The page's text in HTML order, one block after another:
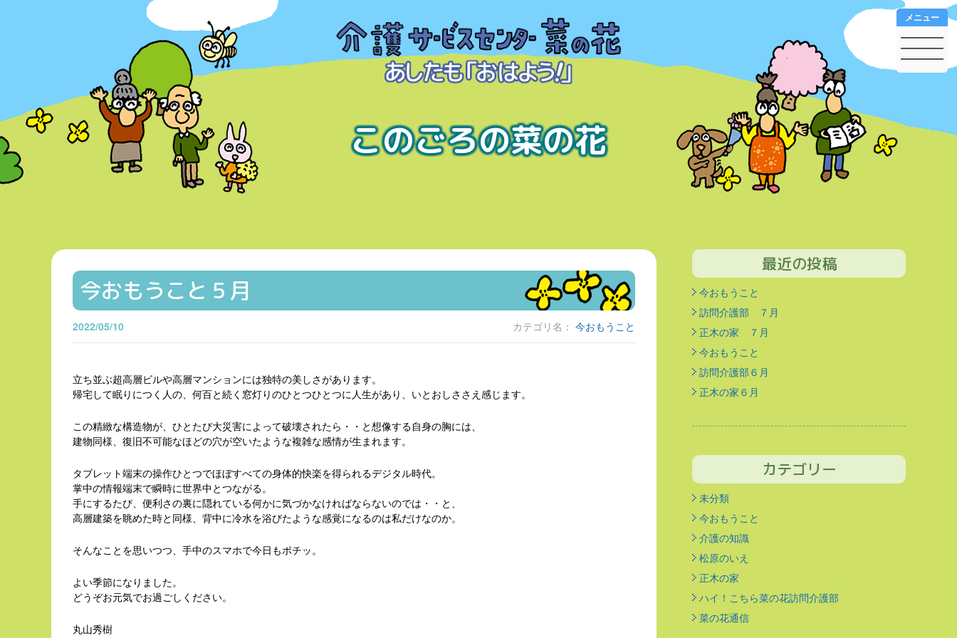
このごろの菜の花
メニュー
今おもうこと５月
2022/05/10 カテゴリ名： 今おもうこと
立ち並ぶ超高層ビルや高層マンションには独特の美しさがあります。
帰宅して眠りにつく人の、何百と続く窓灯りのひとつひとつに人生があり、いとおしささえ感じます。
この精緻な構造物が、ひとたび大災害によって破壊されたら・・と想像する自身の胸には、
建物同様、復旧不可能なほどの穴が空いたような複雑な感情が生まれます。
タブレット端末の操作ひとつでほぼすべての身体的快楽を得られるデジタル時代。
掌中の情報端末で瞬時に世界中とつながる。
手にするたび、便利さの裏に隠れている何かに気づかなければならないのでは・・と、
高層建築を眺めた時と同様、背中に冷水を浴びたような感覚になるのは私だけなのか。
そんなことを思いつつ、手中のスマホで今日もポチッ。
よい季節になりました。
どうぞお元気でお過ごしください。
丸山秀樹
最近の投稿
今おもうこと
訪問介護部 ７月
正木の家 ７月
今おもうこと
訪問介護部６月
正木の家６月
カテゴリー
未分類
今おもうこと
介護の知識
松原のいえ
正木の家
ハイ！こちら菜の花訪問介護部
菜の花通信